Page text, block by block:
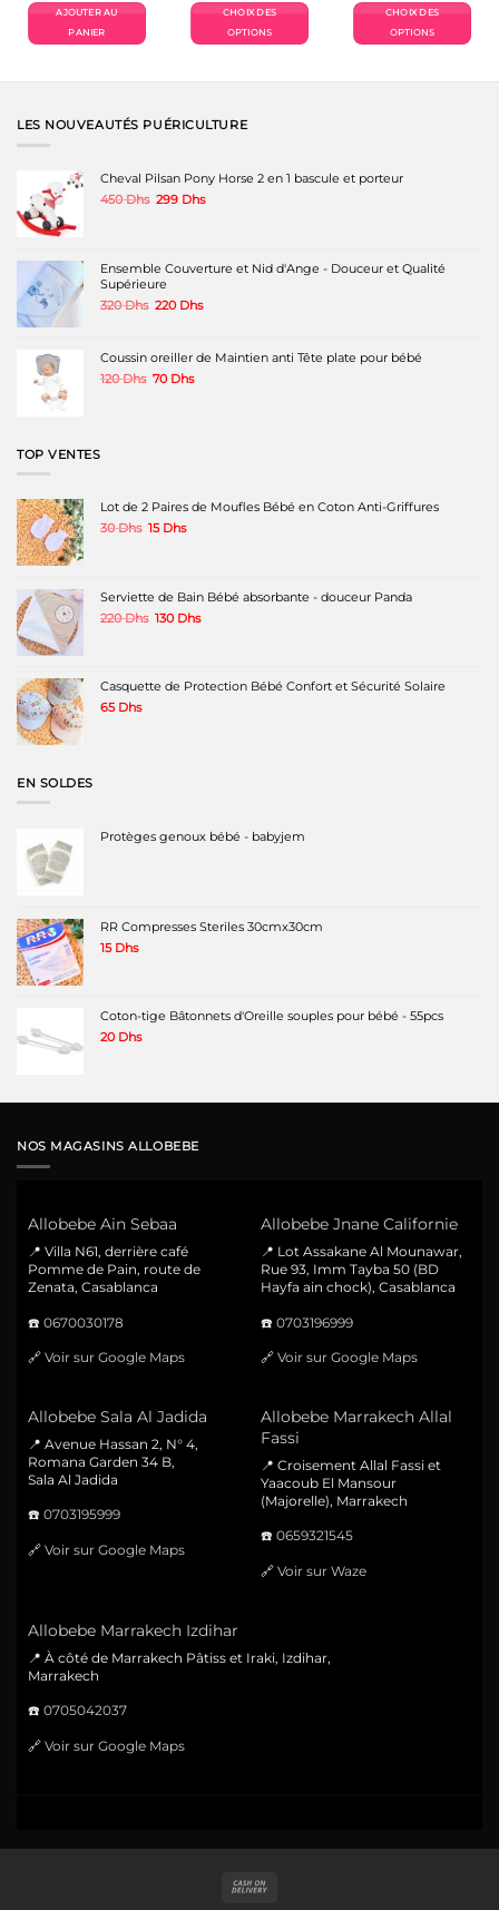
initial
était :
220 Dhs.
actuel
AJOUTER AU
PANIER
initial
était :
70 Dhs.
actuel
CHOIX DES
OPTIONS
a
être
du
initial
était :
220 Dhs.
actuel
CHOIX DES
OPTIONS
a
du
LES NOUVEAUTÉS PUÉRICULTURE
Cheval Pilsan Pony Horse 2 en 1 bascule et porteur
450Dhs Le
450 Dhs.
299 DhsLe
299 Dhs.
Ensemble Couverture et Nid d'Ange - Douceur et Qualité
Supérieure
320Dhs Le
était :
320 Dhs.
220 DhsLe
est :
220 Dhs.
Coussin oreiller de Maintien anti Tête plate pour bébé
120Dhs Le
70 DhsLe
TOP VENTES
Lot de 2 Paires de Moufles Bébé en Coton Anti-Griffures
30Dhs Le
30 Dhs.
15 DhsLe
15 Dhs.
Serviette de Bain Bébé absorbante - douceur Panda
220Dhs Le
220 Dhs.
130 DhsLe
130 Dhs.
Casquette de Protection Bébé Confort et Sécurité Solaire
65 Dhs
EN SOLDES
Protèges genoux bébé - babyjem
RR Compresses Steriles 30cmx30cm
15 Dhs
Coton-tige Bâtonnets d'Oreille souples pour bébé - 55pcs
20 Dhs
NOS MAGASINS ALLOBEBE
Allobebe Ain Sebaa
📍 Villa N61, derrière café
Pomme de Pain, route de
Zenata, Casablanca
☎️ 0670030178
🔗 Voir sur Google Maps
Allobebe Jnane Californie
📍 Lot Assakane Al Mounawar,
Rue 93, Imm Tayba 50 (BD
Hayfa ain chock), Casablanca
☎️ 0703196999
🔗 Voir sur Google Maps
Allobebe Sala Al Jadida
📍 Avenue Hassan 2, N° 4,
Romana Garden 34 B,
Sala Al Jadida
☎️ 0703195999
🔗 Voir sur Google Maps
Allobebe Marrakech Allal
Fassi
📍 Croisement Allal Fassi et
Yaacoub El Mansour
(Majorelle), Marrakech
☎️ 0659321545
🔗 Voir sur Waze
Allobebe Marrakech Izdihar
📍 À côté de Marrakech Pâtiss et Iraki, Izdihar,
Marrakech
☎️ 0705042037
🔗 Voir sur Google Maps